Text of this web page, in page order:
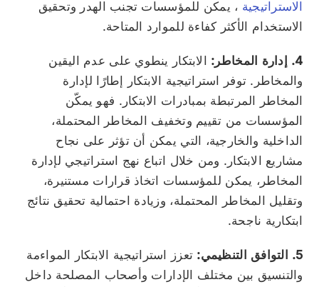
الاستراتيجية ، يمكن للمؤسسات تجنب الهدر وتحقيق
الاستخدام الأكثر كفاءة للموارد المتاحة.
4. إدارة المخاطر:
الابتكار ينطوي على عدم اليقين
والمخاطر. توفر استراتيجية الابتكار إطارًا لإدارة
المخاطر المرتبطة بمبادرات الابتكار. فهو يمكّن
المؤسسات من تقييم وتخفيف المخاطر المحتملة،
الداخلية والخارجية، التي يمكن أن تؤثر على نجاح
مشاريع الابتكار. ومن خلال اتباع نهج استراتيجي لإدارة
المخاطر، يمكن للمؤسسات اتخاذ قرارات مستنيرة،
وتقليل المخاطر المحتملة، وزيادة احتمالية تحقيق نتائج
ابتكارية ناجحة.
5. التوافق التنظيمي:
تعزز استراتيجية الابتكار المواءمة
والتنسيق بين مختلف الإدارات وأصحاب المصلحة داخل